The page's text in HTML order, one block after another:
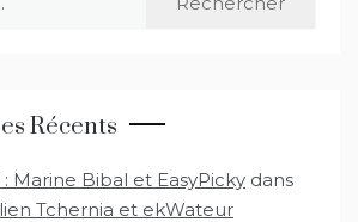
Récents
: Marine Bibal et EasyPicky dans
Tchernia et ekWateur